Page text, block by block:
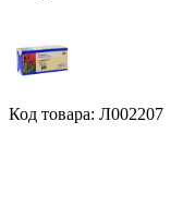
Код товара: Л002207